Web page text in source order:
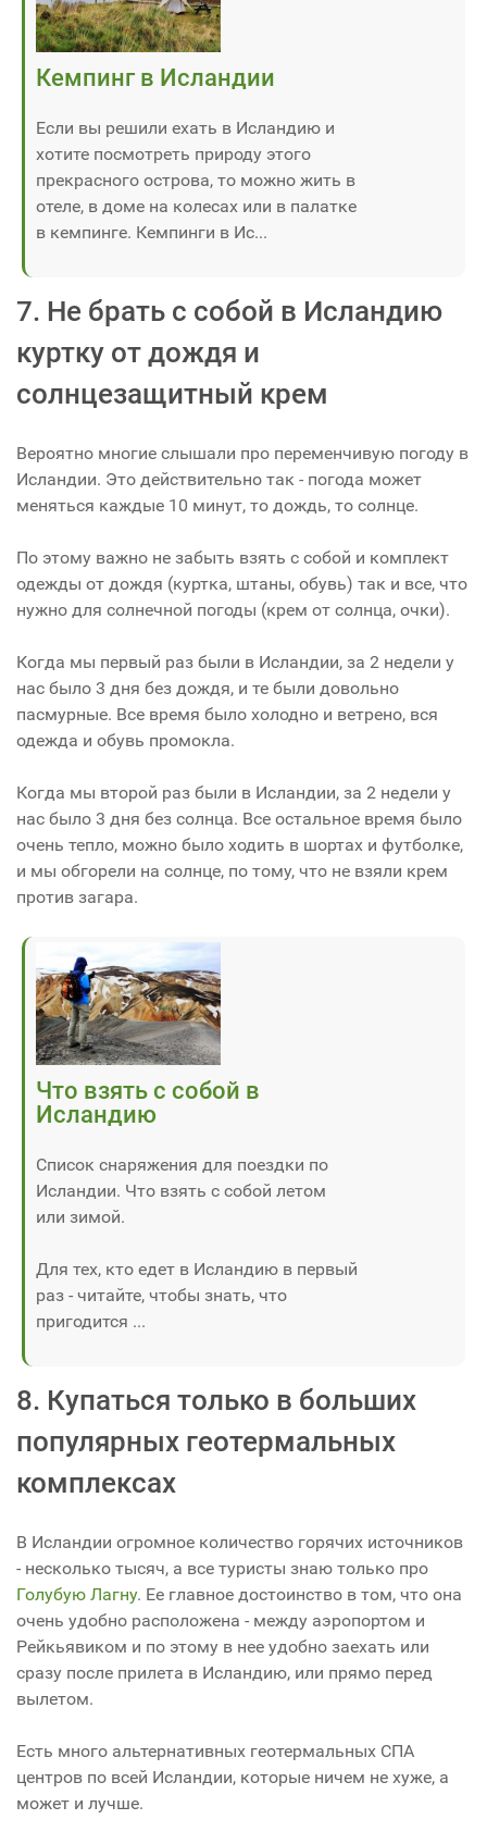
Кемпинг в Исландии
Если вы решили ехать в Исландию и
хотите посмотреть природу этого
прекрасного острова, то можно жить в
отеле, в доме на колесах или в палатке
в кемпинге. Кемпинги в Ис...
7. Не брать с собой в Исландию
куртку от дождя и
солнцезащитный крем
Вероятно многие слышали про переменчивую погоду в
Исландии. Это действительно так - погода может
меняться каждые 10 минут, то дождь, то солнце.
По этому важно не забыть взять с собой и комплект
одежды от дождя (куртка, штаны, обувь) так и все, что
нужно для солнечной погоды (крем от солнца, очки).
Когда мы первый раз были в Исландии, за 2 недели у
нас было 3 дня без дождя, и те были довольно
пасмурные. Все время было холодно и ветрено, вся
одежда и обувь промокла.
Когда мы второй раз были в Исландии, за 2 недели у
нас было 3 дня без солнца. Все остальное время было
очень тепло, можно было ходить в шортах и футболке,
и мы обгорели на солнце, по тому, что не взяли крем
против загара.
Что взять с собой в
Исландию
Список снаряжения для поездки по
Исландии. Что взять с собой летом
или зимой.
Для тех, кто едет в Исландию в первый
раз - читайте, чтобы знать, что
пригодится ...
8. Купаться только в больших
популярных геотермальных
комплексах
В Исландии огромное количество горячих источников
- несколько тысяч, а все туристы знаю только про
Голубую Лагну. Ее главное достоинство в том, что она
очень удобно расположена - между аэропортом и
Рейкьявиком и по этому в нее удобно заехать или
сразу после прилета в Исландию, или прямо перед
вылетом.
Есть много альтернативных геотермальных СПА
центров по всей Исландии, которые ничем не хуже, а
может и лучше.